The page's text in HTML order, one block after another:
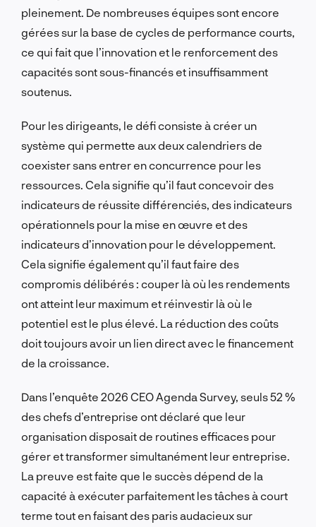
pleinement. De nombreuses équipes sont encore
gérées sur la base de cycles de performance courts,
ce qui fait que l’innovation et le renforcement des
capacités sont sous-financés et insuffisamment
soutenus.
Pour les dirigeants, le défi consiste à créer un
système qui permette aux deux calendriers de
coexister sans entrer en concurrence pour les
ressources. Cela signifie qu’il faut concevoir des
indicateurs de réussite différenciés, des indicateurs
opérationnels pour la mise en œuvre et des
indicateurs d’innovation pour le développement.
Cela signifie également qu’il faut faire des
compromis délibérés : couper là où les rendements
ont atteint leur maximum et réinvestir là où le
potentiel est le plus élevé. La réduction des coûts
doit toujours avoir un lien direct avec le financement
de la croissance.
Dans l’enquête 2026 CEO Agenda Survey, seuls 52 %
des chefs d’entreprise ont déclaré que leur
organisation disposait de routines efficaces pour
gérer et transformer simultanément leur entreprise.
La preuve est faite que le succès dépend de la
capacité à exécuter parfaitement les tâches à court
terme tout en faisant des paris audacieux sur